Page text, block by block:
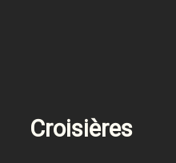
Croisières